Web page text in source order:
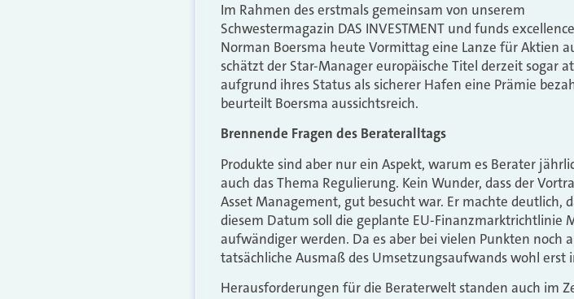
Im Rahmen des erstmals gemeinsam von unserem
Schwestermagazin DAS INVESTMENT und funds
Norman Boersma heute Vormittag eine Lanze für Aktien
schätzt der Star-Manager europäische Titel derzeit sogar
aufgrund ihres Status als sicherer Hafen eine Prämie
beurteilt Boersma aussichtsreich.
Brennende Fragen des Berateralltags
Produkte sind aber nur ein Aspekt, warum es Berater
auch das Thema Regulierung. Kein Wunder, dass der
Asset Management, gut besucht war. Er machte deutlich,
diesem Datum soll die geplante EU-Finanzmarktrichtlinie
aufwändiger werden. Da es aber bei vielen Punkten noch
tatsächliche Ausmaß des Umsetzungsaufwands wohl erst
Herausforderungen für die Beraterwelt standen auch im